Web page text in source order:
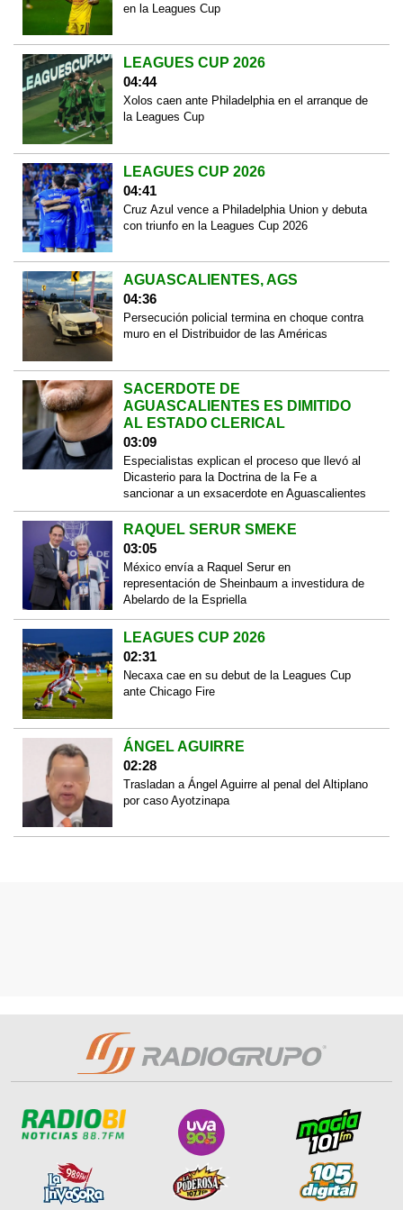
en la Leagues Cup
LEAGUES CUP 2026
04:44
Xolos caen ante Philadelphia en el arranque de
la Leagues Cup
LEAGUES CUP 2026
04:41
Cruz Azul vence a Philadelphia Union y debuta
con triunfo en la Leagues Cup 2026
AGUASCALIENTES, AGS
04:36
Persecución policial termina en choque contra
muro en el Distribuidor de las Américas
SACERDOTE DE
AGUASCALIENTES ES DIMITIDO
AL ESTADO CLERICAL
03:09
Especialistas explican el proceso que llevó al
Dicasterio para la Doctrina de la Fe a
sancionar a un exsacerdote en Aguascalientes
RAQUEL SERUR SMEKE
03:05
México envía a Raquel Serur en
representación de Sheinbaum a investidura de
Abelardo de la Espriella
LEAGUES CUP 2026
02:31
Necaxa cae en su debut de la Leagues Cup
ante Chicago Fire
ÁNGEL AGUIRRE
02:28
Trasladan a Ángel Aguirre al penal del Altiplano
por caso Ayotzinapa